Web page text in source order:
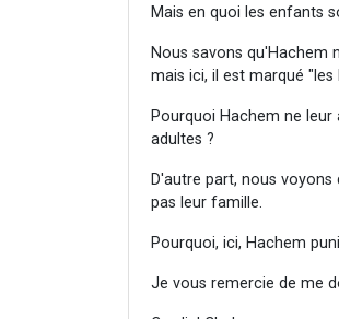
Mais en quoi les enfants
Nous savons qu'Hachem
mais ici, il est marqué "les
Pourquoi Hachem ne
adultes ?
D'autre part, nous
pas leur famille.
Pourquoi, ici, Hachem
Je vous remercie de me